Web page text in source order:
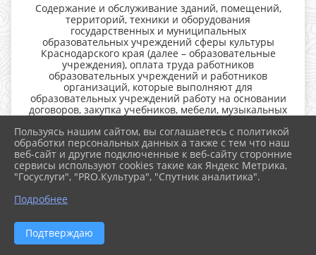
Содержание и обслуживание зданий, помещений,
территорий, техники и оборудования
государственных и муниципальных
образовательных учреждений сферы культуры
Краснодарского края (далее – образовательные
учреждения), оплата труда работников
образовательных учреждений и работников
организаций, которые выполняют для
образовательных учреждений работу на основании
договоров, закупка учебников, мебели, музыкальных
расходных материалов и любых других средств
обеспечения образовательного процесса
осуществляется за счет средств образовательных
учреждений.
работниками образовательных учреждений к
мероприятиях недопустимо.
При выявлении вышеназванных фактов просим
Пользуясь нашим сайтом, вы соглашаетесь с политикой
обработки персональных данных а также с тем что наш
веб-сайт и другие подключенные к веб-сайту сторонние
сервисы используют cookies такие как Яндекс Метрика,
"Госуслуги", "PRO.Культура", "Спутник аналитика".
Подробнее
Подтверждаю